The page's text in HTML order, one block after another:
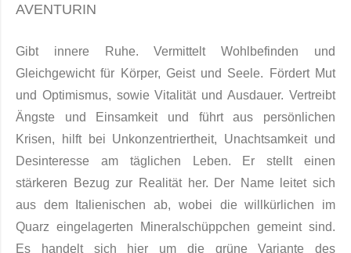
AVENTURIN
Gibt innere Ruhe. Vermittelt Wohlbefinden und
Gleichgewicht für Körper, Geist und Seele. Fördert Mut
und Optimismus, sowie Vitalität und Ausdauer. Vertreibt
Ängste und Einsamkeit und führt aus persönlichen
Krisen, hilft bei Unkonzentriertheit, Unachtsamkeit und
Desinteresse am täglichen Leben. Er stellt einen
stärkeren Bezug zur Realität her. Der Name leitet sich
aus dem Italienischen ab, wobei die willkürlichen im
Quarz eingelagerten Mineral­schüppchen gemeint sind.
Es handelt sich hier um die grüne Variante des